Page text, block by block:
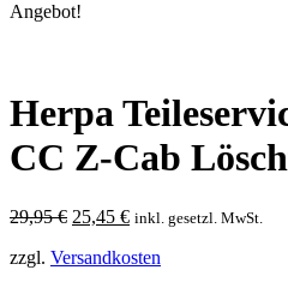
Angebot!
Herpa
CC Z-Cab
29,95€ Ursprünglicher
war:
25,45 €Aktueller
ist:
inkl. gesetzl. MwSt.
zzgl. Versandkosten